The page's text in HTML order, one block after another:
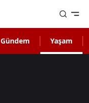
Gündem Yaşam